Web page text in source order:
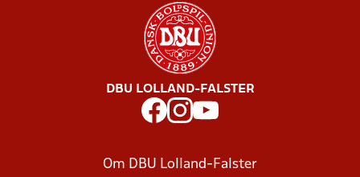
DBU LOLLAND-FALSTER
Om DBU Lolland-Falster